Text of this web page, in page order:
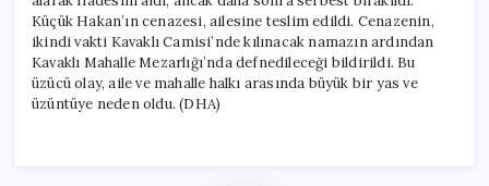
Küçük Hakan’ın cenazesi, ailesine teslim edildi. Cenazenin,
ikindi vakti Kavaklı Camisi’nde kılınacak namazın ardından
Kavaklı Mahalle Mezarlığı’nda defnedileceği bildirildi. Bu
üzücü olay, aile ve mahalle halkı arasında büyük bir yas ve
üzüntüye neden oldu. (DHA)